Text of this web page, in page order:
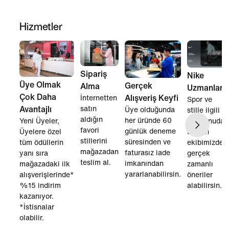
Hizmetler
Üye Olmak
Çok Daha
Avantajlı
Yeni Üyeler,
Üyelere özel
tüm ödüllerin
yanı sıra
mağazadaki ilk
alışverişlerinde*
%15 indirim
kazanıyor.
*İstisnalar
olabilir.
Sipariş
Alma
İnternetten
satın
aldığın
favori
stillerini
mağazadan
teslim al.
Gerçek
Alışveriş Keyfi
Üye olduğunda
her üründe 60
günlük deneme
süresinden ve
faturasız iade
imkanından
yararlanabilirsin.
Nike
Uzmanları
Spor ve
stille ilgili
her konuda
uzman
ekibimizden
gerçek
zamanlı
öneriler
alabilirsin.